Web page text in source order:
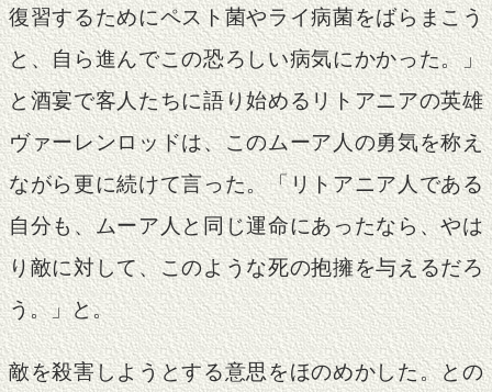
復習するためにペスト菌やライ病菌をばらまこう
と、自ら進んでこの恐ろしい病気にかかった。」
と酒宴で客人たちに語り始めるリトアニアの英雄
ヴァーレンロッドは、このムーア人の勇気を称え
ながら更に続けて言った。「リトアニア人である
自分も、ムーア人と同じ運命にあったなら、やは
り敵に対して、このような死の抱擁を与えるだろ
う。」と。
敵を殺害しようとする意思をほのめかした。との